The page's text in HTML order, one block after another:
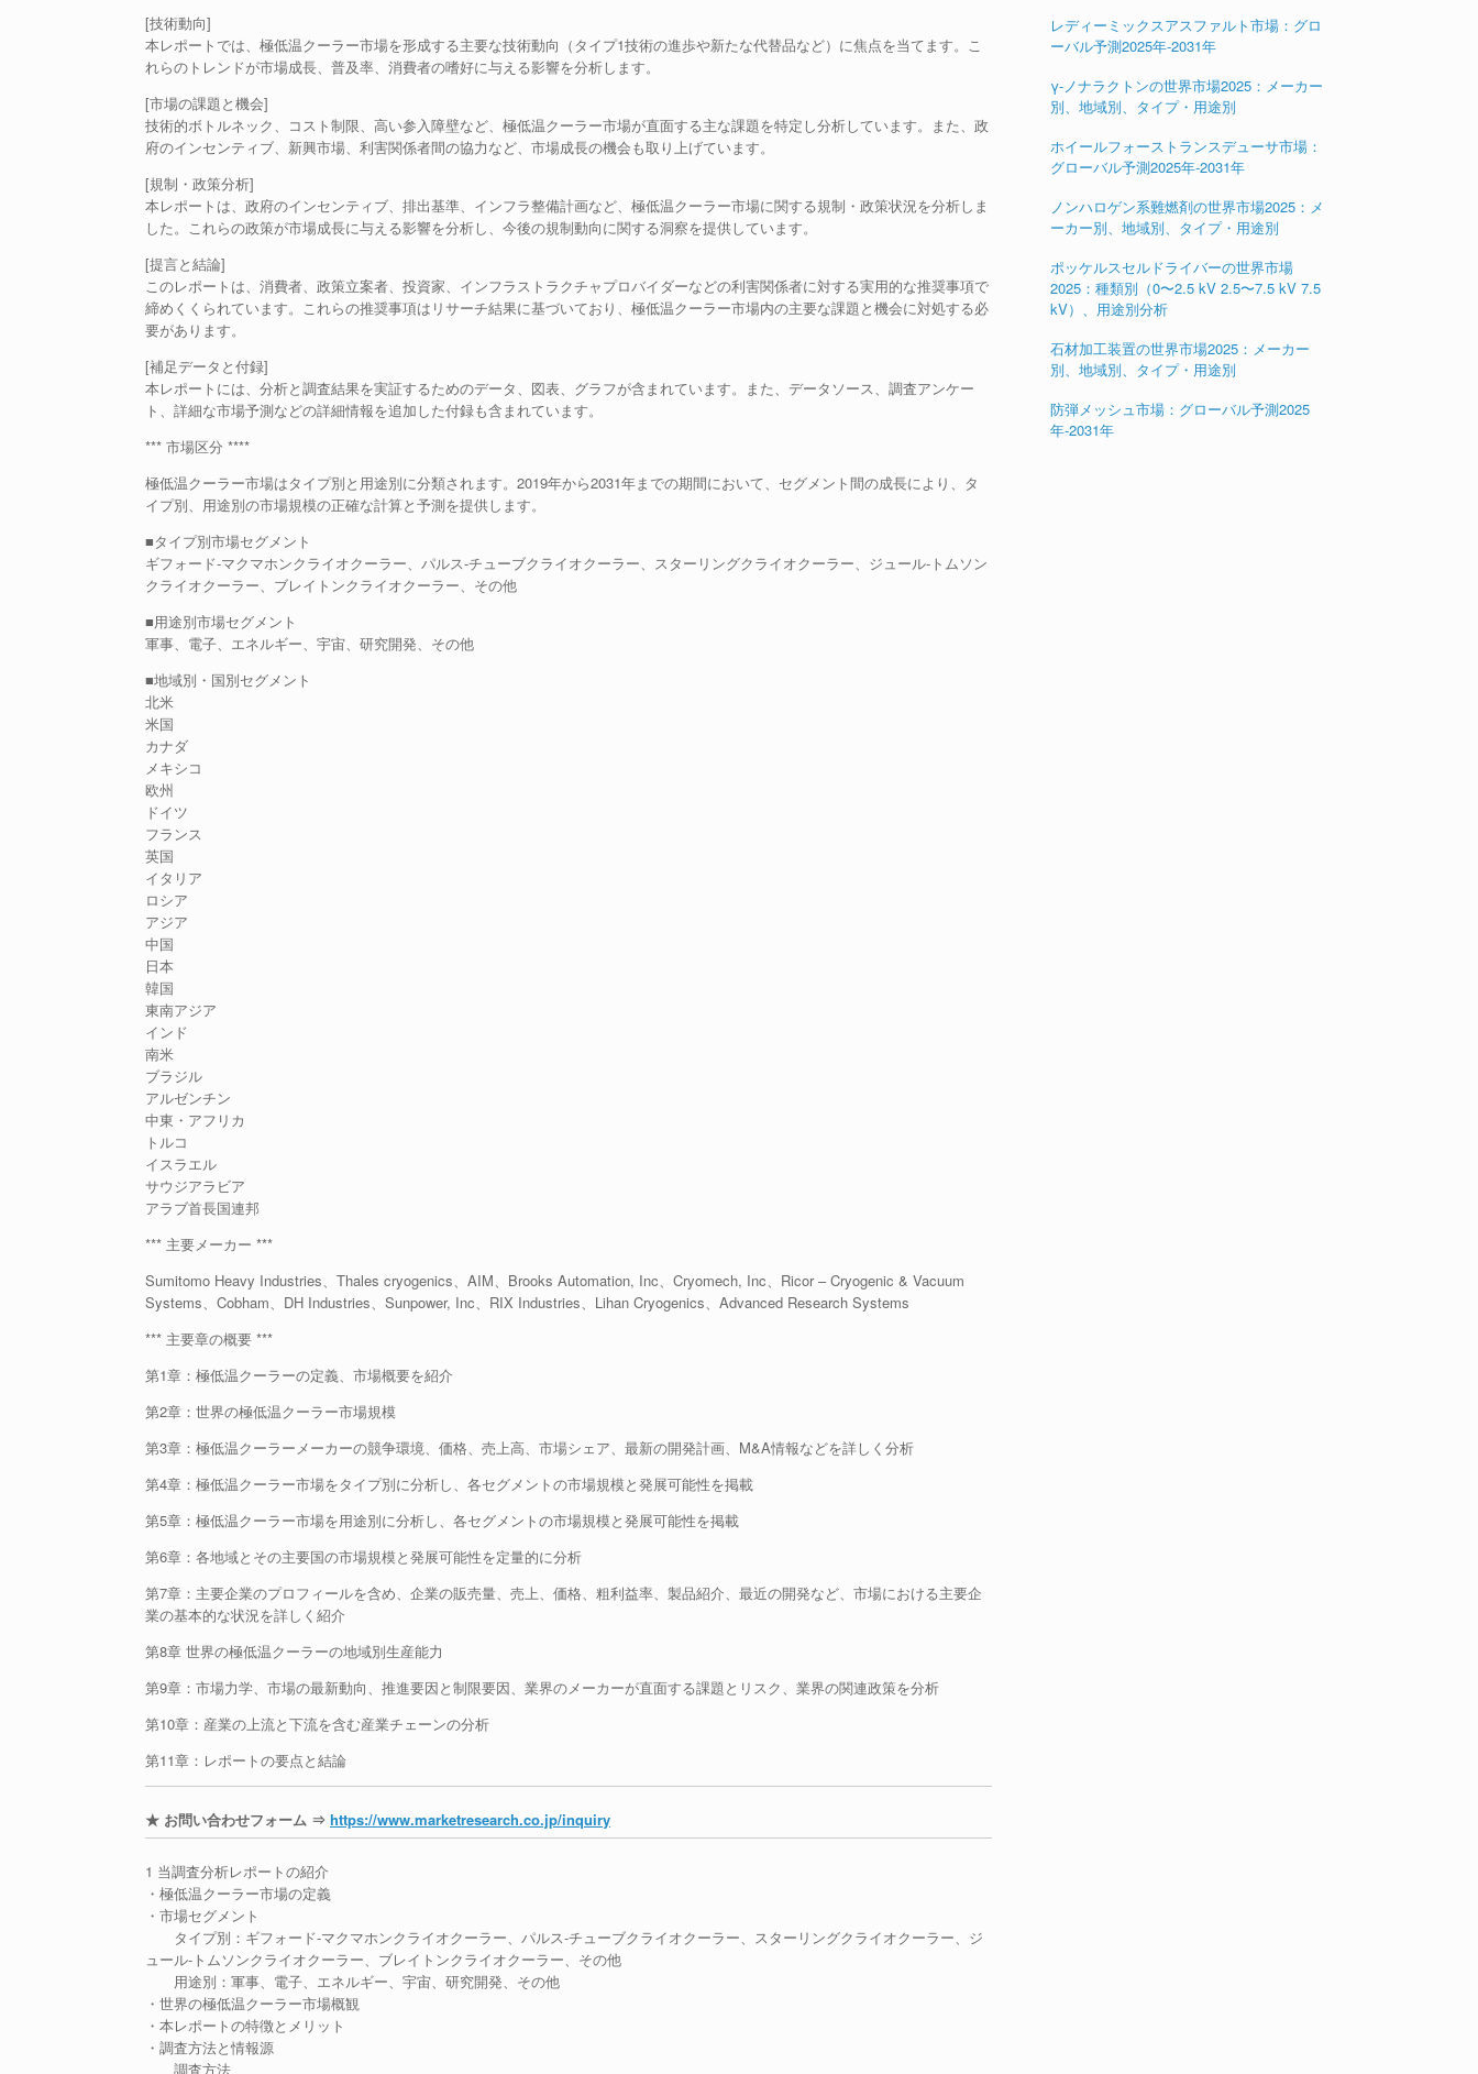
[技術動向]
本レポートでは、極低温クーラー市場を形成する主要な技術動向（タイプ1技術の進歩や新たな代替品など）に焦点を当てます。こ
れらのトレンドが市場成長、普及率、消費者の嗜好に与える影響を分析します。
[市場の課題と機会]
技術的ボトルネック、コスト制限、高い参入障壁など、極低温クーラー市場が直面する主な課題を特定し分析しています。また、政
府のインセンティブ、新興市場、利害関係者間の協力など、市場成長の機会も取り上げています。
[規制・政策分析]
本レポートは、政府のインセンティブ、排出基準、インフラ整備計画など、極低温クーラー市場に関する規制・政策状況を分析しま
した。これらの政策が市場成長に与える影響を分析し、今後の規制動向に関する洞察を提供しています。
[提言と結論]
このレポートは、消費者、政策立案者、投資家、インフラストラクチャプロバイダーなどの利害関係者に対する実用的な推奨事項で
締めくくられています。これらの推奨事項はリサーチ結果に基づいており、極低温クーラー市場内の主要な課題と機会に対処する必
要があります。
[補足データと付録]
本レポートには、分析と調査結果を実証するためのデータ、図表、グラフが含まれています。また、データソース、調査アンケー
ト、詳細な市場予測などの詳細情報を追加した付録も含まれています。
*** 市場区分 ****
極低温クーラー市場はタイプ別と用途別に分類されます。2019年から2031年までの期間において、セグメント間の成長により、タ
イプ別、用途別の市場規模の正確な計算と予測を提供します。
■タイプ別市場セグメント
ギフォード-マクマホンクライオクーラー、パルス-チューブクライオクーラー、スターリングクライオクーラー、ジュール-トムソン
クライオクーラー、ブレイトンクライオクーラー、その他
■用途別市場セグメント
軍事、電子、エネルギー、宇宙、研究開発、その他
■地域別・国別セグメント
北米
米国
カナダ
メキシコ
欧州
ドイツ
フランス
英国
イタリア
ロシア
アジア
中国
日本
韓国
東南アジア
インド
南米
ブラジル
アルゼンチン
中東・アフリカ
トルコ
イスラエル
サウジアラビア
アラブ首長国連邦
*** 主要メーカー ***
Sumitomo Heavy Industries、Thales cryogenics、AIM、Brooks Automation, Inc、Cryomech, Inc、Ricor – Cryogenic & Vacuum
Systems、Cobham、DH Industries、Sunpower, Inc、RIX Industries、Lihan Cryogenics、Advanced Research Systems
*** 主要章の概要 ***
第1章：極低温クーラーの定義、市場概要を紹介
第2章：世界の極低温クーラー市場規模
第3章：極低温クーラーメーカーの競争環境、価格、売上高、市場シェア、最新の開発計画、M&A情報などを詳しく分析
第4章：極低温クーラー市場をタイプ別に分析し、各セグメントの市場規模と発展可能性を掲載
第5章：極低温クーラー市場を用途別に分析し、各セグメントの市場規模と発展可能性を掲載
第6章：各地域とその主要国の市場規模と発展可能性を定量的に分析
第7章：主要企業のプロフィールを含め、企業の販売量、売上、価格、粗利益率、製品紹介、最近の開発など、市場における主要企
業の基本的な状況を詳しく紹介
第8章 世界の極低温クーラーの地域別生産能力
第9章：市場力学、市場の最新動向、推進要因と制限要因、業界のメーカーが直面する課題とリスク、業界の関連政策を分析
第10章：産業の上流と下流を含む産業チェーンの分析
第11章：レポートの要点と結論
★ お問い合わせフォーム ⇒ https://www.marketresearch.co.jp/inquiry
1 当調査分析レポートの紹介
・極低温クーラー市場の定義
・市場セグメント
タイプ別：ギフォード-マクマホンクライオクーラー、パルス-チューブクライオクーラー、スターリングクライオクーラー、ジ
ュール-トムソンクライオクーラー、ブレイトンクライオクーラー、その他
用途別：軍事、電子、エネルギー、宇宙、研究開発、その他
・世界の極低温クーラー市場概観
・本レポートの特徴とメリット
・調査方法と情報源
調査方法
レディーミックスアスファルト市場：グロ
ーバル予測2025年-2031年
γ-ノナラクトンの世界市場2025：メーカー
別、地域別、タイプ・用途別
ホイールフォーストランスデューサ市場：
グローバル予測2025年-2031年
ノンハロゲン系難燃剤の世界市場2025：メ
ーカー別、地域別、タイプ・用途別
ポッケルスセルドライバーの世界市場
2025：種類別（0〜2.5 kV 2.5〜7.5 kV 7.5
kV）、用途別分析
石材加工装置の世界市場2025：メーカー
別、地域別、タイプ・用途別
防弾メッシュ市場：グローバル予測2025
年-2031年